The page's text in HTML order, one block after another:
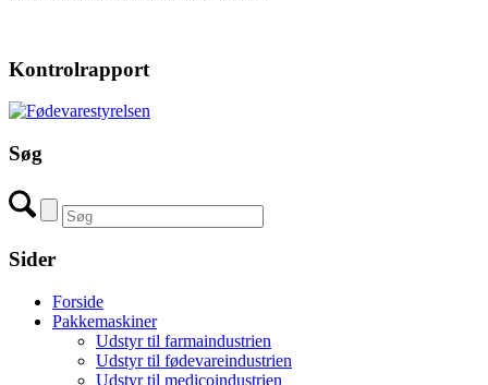
Kontrolrapport
Søg
Sider
Forside
Pakkemaskiner
Udstyr til farmaindustrien
Udstyr til fødevareindustrien
Udstyr til medicoindustrien